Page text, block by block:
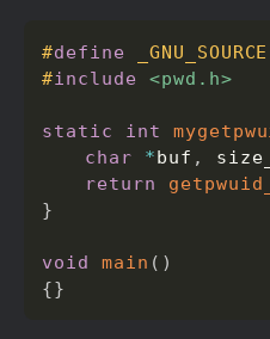
#define
_GNU_SOURCE
#include <pwd.h>
static int
char
*buf ,
return
}
void main ( )
{}